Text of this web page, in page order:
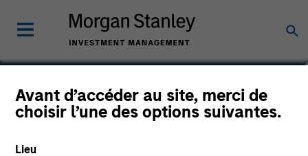
Avant d’accéder au site, merci de
choisir l’une des options suivantes.
Lieu
Stella Ma, CFA
Executive Director